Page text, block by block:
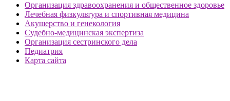
Организация здравоохранения и общественное здоровье
Лечебная физкультура и спортивная медицина
Акушерство и генекология
Судебно-медицинская экспертиза
Организация сестринского дела
Педиатрия
Карта сайта